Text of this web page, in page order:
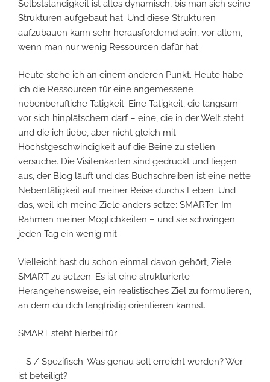
Selbstständigkeit ist alles dynamisch, bis man sich seine
Strukturen aufgebaut hat. Und diese Strukturen
aufzubauen kann sehr herausfordernd sein, vor allem,
wenn man nur wenig Ressourcen dafür hat.
Heute stehe ich an einem anderen Punkt. Heute habe
ich die Ressourcen für eine angemessene
nebenberufliche Tätigkeit. Eine Tätigkeit, die langsam
vor sich hinplätschern darf – eine, die in der Welt steht
und die ich liebe, aber nicht gleich mit
Höchstgeschwindigkeit auf die Beine zu stellen
versuche. Die Visitenkarten sind gedruckt und liegen
aus, der Blog läuft und das Buchschreiben ist eine nette
Nebentätigkeit auf meiner Reise durch’s Leben. Und
das, weil ich meine Ziele anders setze: SMARTer. Im
Rahmen meiner Möglichkeiten – und sie schwingen
jeden Tag ein wenig mit.
Vielleicht hast du schon einmal davon gehört, Ziele
SMART zu setzen. Es ist eine strukturierte
Herangehensweise, ein realistisches Ziel zu formulieren,
an dem du dich langfristig orientieren kannst.
SMART steht hierbei für:
– S / Spezifisch: Was genau soll erreicht werden? Wer
ist beteiligt?